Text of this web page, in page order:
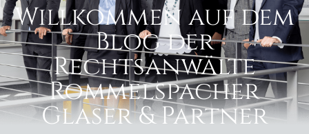
Willkommen auf dem
Blog der
Rechtsanwälte
Rommelspacher
Glaser & Partner